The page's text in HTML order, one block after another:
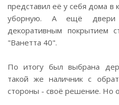
представил её у себя дома в
уборную. А ещё двери
декоративным покрытием
"Ванетта 40".
По итогу был выбрана
такой же наличник с
стороны - своё решение. Но